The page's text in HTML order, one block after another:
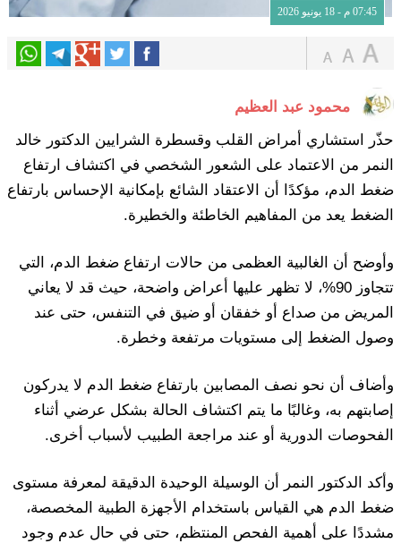
07:45 م - 18 يونيو 2026
محمود عبد العظيم
حذّر استشاري أمراض القلب وقسطرة الشرايين الدكتور خالد
النمر من الاعتماد على الشعور الشخصي في اكتشاف ارتفاع
ضغط الدم، مؤكدًا أن الاعتقاد الشائع بإمكانية الإحساس بارتفاع
الضغط يعد من المفاهيم الخاطئة والخطيرة.
وأوضح أن الغالبية العظمى من حالات ارتفاع ضغط الدم، التي
تتجاوز 90%، لا تظهر عليها أعراض واضحة، حيث قد لا يعاني
المريض من صداع أو خفقان أو ضيق في التنفس، حتى عند
وصول الضغط إلى مستويات مرتفعة وخطرة.
وأضاف أن نحو نصف المصابين بارتفاع ضغط الدم لا يدركون
إصابتهم به، وغالبًا ما يتم اكتشاف الحالة بشكل عرضي أثناء
الفحوصات الدورية أو عند مراجعة الطبيب لأسباب أخرى.
وأكد الدكتور النمر أن الوسيلة الوحيدة الدقيقة لمعرفة مستوى
ضغط الدم هي القياس باستخدام الأجهزة الطبية المخصصة،
مشددًا على أهمية الفحص المنتظم، حتى في حال عدم وجود